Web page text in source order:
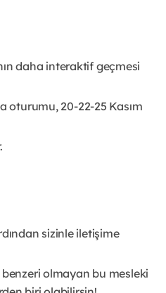
daha interaktif geçmesi
oturumu, 20-22-25 Kasım
sizinle iletişime
olmayan bu mesleki